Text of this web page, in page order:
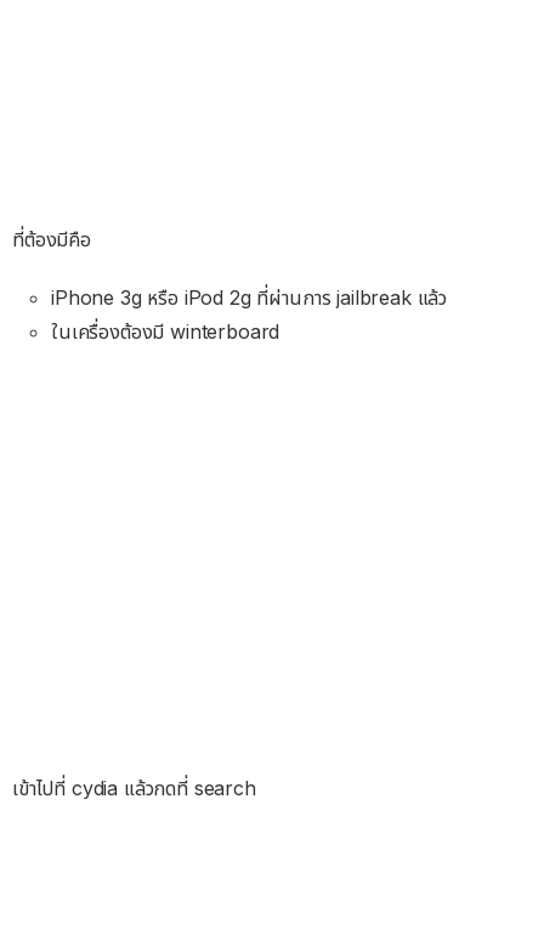
ที่ต้องมีคือ
iPhone 3g หรือ iPod 2g ที่ผ่านการ jailbreak แล้ว
ในเครื่องต้องมี winterboard
เข้าไปที่ cydia แล้วกดที่ search